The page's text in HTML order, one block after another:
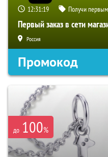
12:31:18 Получи
Первый заказ в сети
Россия
Промокод
до 100%